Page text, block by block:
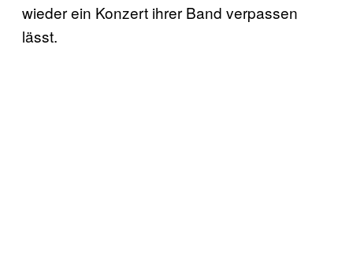
wieder ein Konzert ihrer Band verpassen
lässt.